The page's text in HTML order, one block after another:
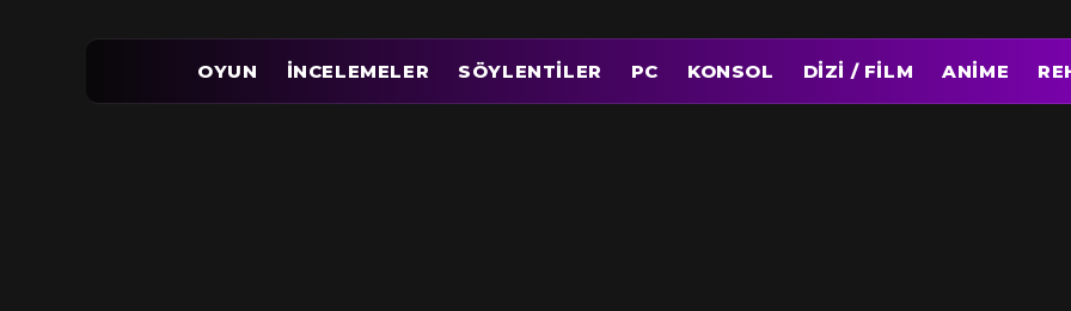
OYUN İNCELEMELER SÖYLENTILER PC KONSOL DIZI / FILM ANIME